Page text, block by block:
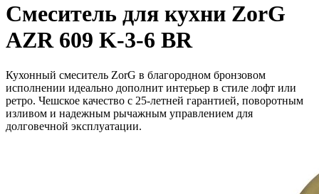
Смеситель для кухни ZorG
AZR 609 K-3-6 BR
Кухонный смеситель ZorG в благородном бронзовом
исполнении идеально дополнит интерьер в стиле лофт или
ретро. Чешское качество с 25-летней гарантией, поворотным
изливом и надежным рычажным управлением для
долговечной эксплуатации.